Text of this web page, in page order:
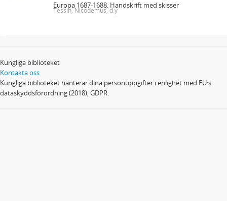
Europa 1687-1688. Handskrift med skisser
Tessin, Nicodemus, d.y
Kungliga biblioteket
Kontakta oss
Kungliga biblioteket hanterar dina personuppgifter i enlighet med EU:s
dataskyddsförordning (2018), GDPR.